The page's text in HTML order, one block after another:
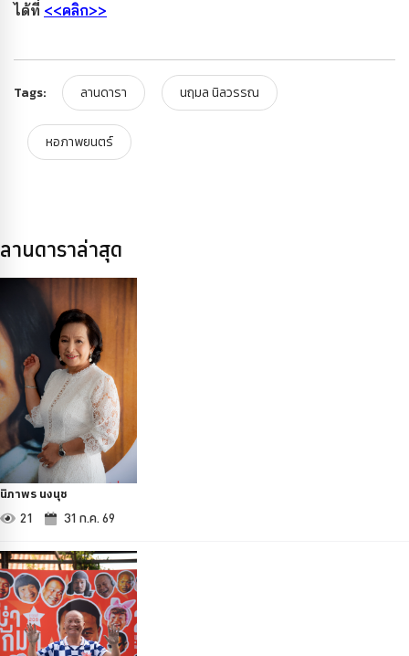
ได้ที่ <<คลิก>>
Tags: ลานดารา นฤมล นิลวรรณ
หอภาพยนตร์
ลานดาราล่าสุด
นิภาพร นงนุช
21 31 ก.ค. 69